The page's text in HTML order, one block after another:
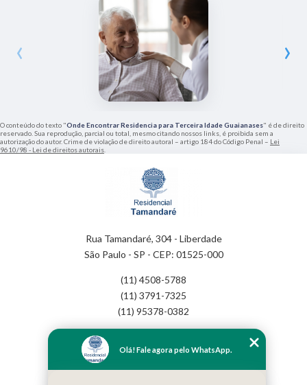
‹ ›
O conteúdo do texto "Onde Encontrar Residencia para Terceira Idade Guaianases" é de direito
reservado. Sua reprodução, parcial ou total, mesmo citando nossos links, é proibida sem a
autorização do autor. Crime de violação de direito autoral – artigo 184 do Código Penal – Lei
9610/98 - Lei de direitos autorais
Rua Tamandaré, 304 - Liberdade
São Paulo - SP - CEP: 01525-000
(11) 4508-5788
(11) 3791-7325
(11) 95378-0382
Empresa
Missão
Olá! Fale agora pelo WhatsApp.